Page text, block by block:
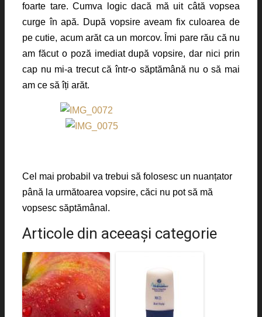
foarte tare. Cumva logic dacă mă uit câtă vopsea
curge în apă. După vopsire aveam fix culoarea de
pe cutie, acum arăt ca un morcov. Îmi pare rău că nu
am făcut o poză imediat după vopsire, dar nici prin
cap nu mi-a trecut că într-o săptămână nu o să mai
am ce să îți arăt.
Cel mai probabil va trebui să folosesc un nuanțator
până la următoarea vopsire, căci nu pot să mă
vopsesc săptămânal.
Articole din aceeaşi categorie